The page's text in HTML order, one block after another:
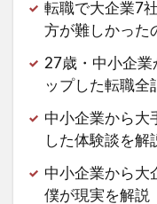
転職で大企業7
方が難しかった
27歳・中小企
ップした転職全
中小企業から大
した体験談を解
中小企業から大
僕が現実を解説